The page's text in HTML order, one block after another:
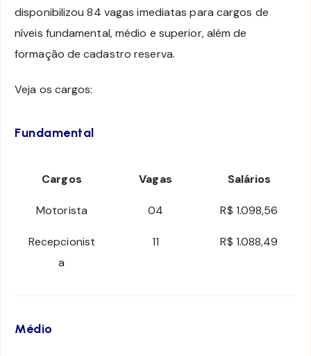
disponibilizou 84 vagas imediatas para cargos de
níveis fundamental, médio e superior, além de
formação de cadastro reserva.
Veja os cargos:
Fundamental
Cargos Vagas Salários
Motorista 04 R$ 1.098,56
Recepcionist
a
11 R$ 1.088,49
Médio